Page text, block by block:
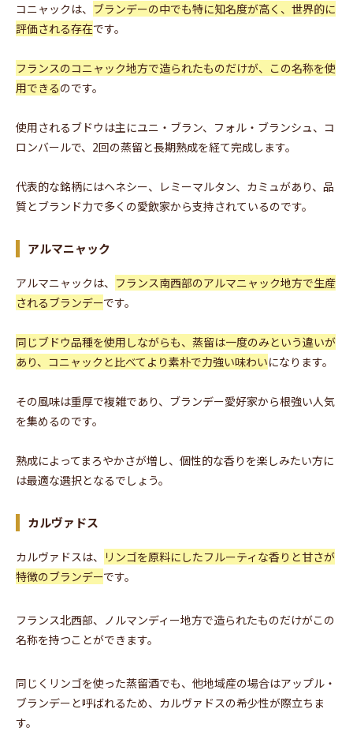
コニャックは、 ブランデーの中でも特に知名度が高く、世界的に
評価される存在です。
フランスのコニャック地方で造られたものだけが、この名称を使
用できるのです。
使用されるブドウは主にユニ・ブラン、フォル・ブランシュ、コ
ロンバールで、2回の蒸留と長期熟成を経て完成します。
代表的な銘柄にはヘネシー、レミーマルタン、カミュがあり、品
質とブランド力で多くの愛飲家から支持されているのです。
アルマニャック
アルマニャックは、 フランス南西部のアルマニャック地方で生産
されるブランデーです。
同じブドウ品種を使用しながらも、蒸留は一度のみという違いが
あり、コニャックと比べてより素朴で力強い味わいになります。
その風味は重厚で複雑であり、ブランデー愛好家から根強い人気
を集めるのです。
熟成によってまろやかさが増し、個性的な香りを楽しみたい方に
は最適な選択となるでしょう。
カルヴァドス
カルヴァドスは、 リンゴを原料にしたフルーティな香りと甘さが
特徴のブランデーです。
フランス北西部、ノルマンディー地方で造られたものだけがこの
名称を持つことができます。
同じくリンゴを使った蒸留酒でも、他地域産の場合はアップル・
ブランデーと呼ばれるため、カルヴァドスの希少性が際立ちま
す。